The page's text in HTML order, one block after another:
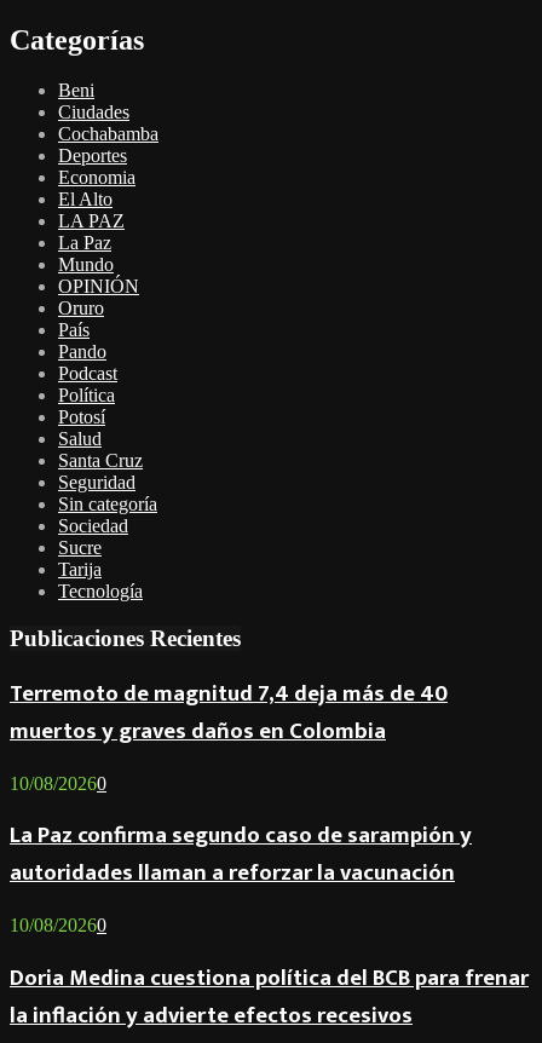
Categorías
Beni
Ciudades
Cochabamba
Deportes
Economia
El Alto
LA PAZ
La Paz
Mundo
OPINIÓN
Oruro
País
Pando
Podcast
Política
Potosí
Salud
Santa Cruz
Seguridad
Sin categoría
Sociedad
Sucre
Tarija
Tecnología
Publicaciones Recientes
Terremoto de magnitud 7,4 deja más de 40
muertos y graves daños en Colombia
10/08/20260
La Paz confirma segundo caso de sarampión y
autoridades llaman a reforzar la vacunación
10/08/20260
Doria Medina cuestiona política del BCB para frenar
la inflación y advierte efectos recesivos